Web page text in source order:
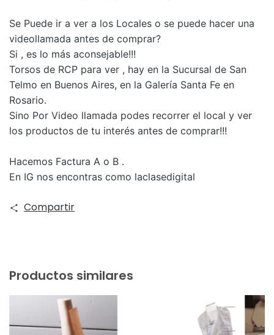
Se Puede ir a ver a los Locales o se puede hacer una
videollamada antes de comprar?
Si , es lo más aconsejable!!!
Torsos de RCP para ver , hay en la Sucursal de San
Telmo en Buenos Aires, en la Galería Santa Fe en
Rosario.
Sino Por Video llamada podes recorrer el local y ver
los productos de tu interés antes de comprar!!!
Hacemos Factura A o B .
En IG nos encontras como laclasedigital
Compartir
Productos similares